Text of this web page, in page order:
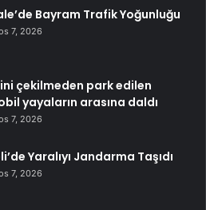
Bayram Trafik Yoğunluğu
7, 2026
çekilmeden park edilen
yayaların arasına daldı
7, 2026
Yaralıyı Jandarma Taşıdı
7, 2026